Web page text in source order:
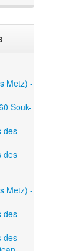
Metz) -
Souk-
des
des
Metz) -
des
des